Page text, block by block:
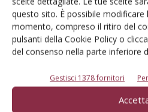
questo sito. È possibile
momento, compreso il ritiro del
pulsanti della Cookie Policy o
del consenso nella parte inferiore
Gestisci 1378 fornitori
prima di Pinkcot® viene invece
5034*, con una pianta più
vigore più contenuto anche se
restano da chiarire. Pochi giorni
Ninja®EA5040*,
conosciuta.